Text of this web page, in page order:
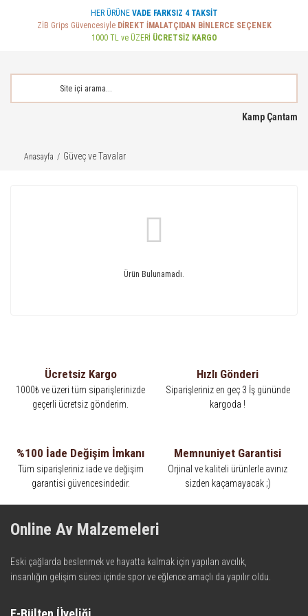
HER ÜRÜNE VADE FARKSIZ 4 TAKSİT
ZİB Grips Güvencesiyle DİREKT İMALATÇIDAN BİNLERCE SEÇENEK
1000 TL ve ÜZERİ ÜCRETSİZ KARGO
Kamp Çantam
Anasayfa Güveç ve Tavalar
Ürün Bulunamadı.
Ücretsiz Kargo
1000₺ ve üzeri tüm siparişlerinizde
geçerli ücretsiz gönderim.
Hızlı Gönderi
Siparişleriniz en geç 3 İş gününde
kargoda !
%100 İade Değişim İmkanı
Tüm siparişleriniz iade ve değişim
garantisi güvencesindedir.
Memnuniyet Garantisi
Orjinal ve kaliteli ürünlerle avınız
sizden kaçamayacak ;)
Online Av Malzemeleri
Eski çağlarda beslenmek ve hayatta kalmak için yapılan avcılık,
insanlığın gelişim süreci içinde spor ve eğlence amaçlı da yapılır oldu.
teknolojinin dokunuşuyla av malzemelerinde en iyisini meydana